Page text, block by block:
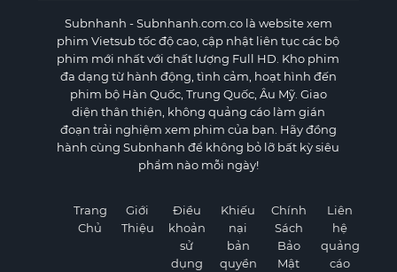
Subnhanh - Subnhanh.com.co là website xem
phim Vietsub tốc độ cao, cập nhật liên tục các bộ
phim mới nhất với chất lượng Full HD. Kho phim
đa dạng từ hành động, tình cảm, hoạt hình đến
phim bộ Hàn Quốc, Trung Quốc, Âu Mỹ. Giao
diện thân thiện, không quảng cáo làm gián
đoạn trải nghiệm xem phim của bạn. Hãy đồng
hành cùng Subnhanh để không bỏ lỡ bất kỳ siêu
phẩm nào mỗi ngày!
Trang
Chủ
Giới
Thiệu
Điều
khoản
sử
dụng
Khiếu
nại
bản
quyền
Chính
Sách
Bảo
Mật
Liên
hệ
quảng
cáo